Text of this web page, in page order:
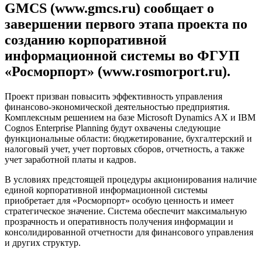
GMCS (www.gmcs.ru) сообщает о
завершении первого этапа проекта по
созданию корпоративной
информационной системы во ФГУП
«Росморпорт» (www.rosmorport.ru).
Проект призван повысить эффективность управления
финансово-экономической деятельностью предприятия.
Комплексным решением на базе Microsoft Dynamics AX и IBM
Cognos Enterprise Planning будут охвачены следующие
функциональные области: бюджетирование, бухгалтерский и
налоговый учет, учет портовых сборов, отчетность, а также
учет заработной платы и кадров.
В условиях предстоящей процедуры акционирования наличие
единой корпоративной информационной системы
приобретает для «Росморпорт» особую ценность и имеет
стратегическое значение. Система обеспечит максимальную
прозрачность и оперативность получения информации и
консолидированной отчетности для финансового управления
и других структур.